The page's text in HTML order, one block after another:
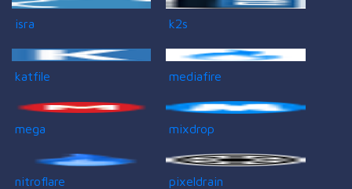
isra k2s
katfile mediafire
mega mixdrop
nitroflare pixeldrain